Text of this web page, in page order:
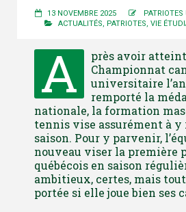
13 NOVEMBRE 2025
PATRIOTES
ACTUALITÉS
PATRIOTES VIE
A
près avoir
Championnat
universitaire
remporté la
nationale, la formation
tennis vise assurément à
saison. Pour y parvenir,
nouveau viser la première
québécois en saison
ambitieux, certes, mais
portée si elle joue bien ses